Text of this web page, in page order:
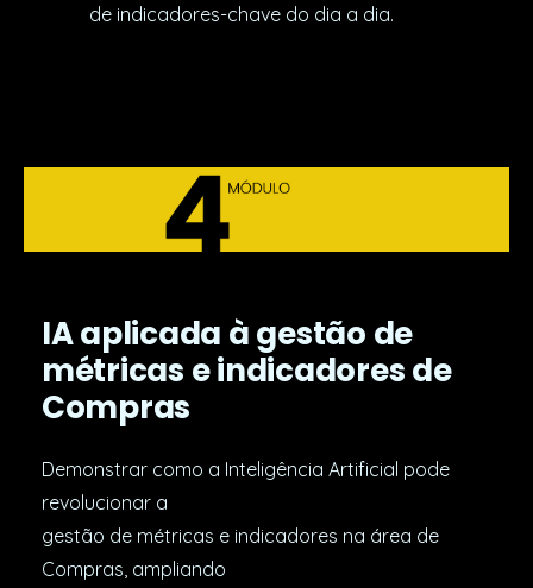
de indicadores-chave do dia a dia.
IA aplicada à gestão de
métricas e indicadores de
Compras
Demonstrar como a Inteligência Artificial pode
revolucionar a
gestão de métricas e indicadores na área de
Compras, ampliando